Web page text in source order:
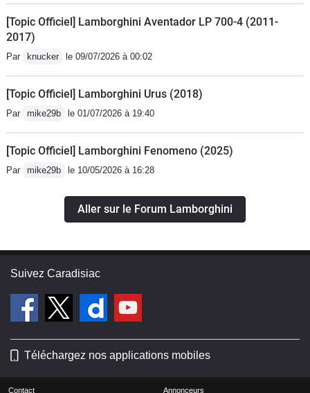
[Topic Officiel] Lamborghini Aventador LP 700-4 (2011-
2017)
Par knucker le 09/07/2026 à 00:02
[Topic Officiel] Lamborghini Urus (2018)
Par mike29b le 01/07/2026 à 19:40
[Topic Officiel] Lamborghini Fenomeno (2025)
Par mike29b le 10/05/2026 à 16:28
Aller sur le Forum Lamborghini
Suivez Caradisiac
Téléchargez nos applications mobiles
Contact Annonceurs